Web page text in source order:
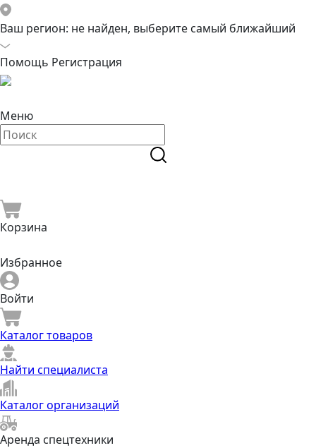
Ваш регион: не найден, выберите самый ближайший
Помощь Регистрация
Меню
Корзина
Избранное
Войти
Каталог товаров
Найти специалиста
Каталог организаций
Аренда спецтехники